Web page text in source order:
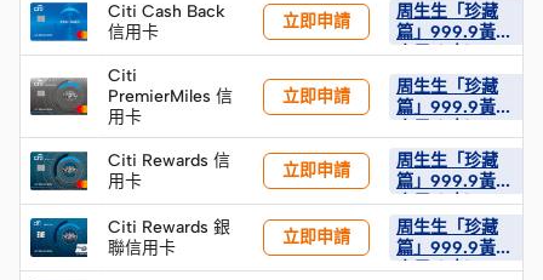
Citi Cash Back
信用卡
立即申請
周生生「珍藏
篇」999.9黃金
小馬 (1克) × 2
件 (限量100件)
Citi
PremierMiles 信
用卡
立即申請
周生生「珍藏
篇」999.9黃金
件 (限量100件)
Citi Rewards 信
用卡
立即申請
周生生「珍藏
篇」999.9黃金
小馬 (1克) × 2
件 (限量100件)
Citi Rewards 銀
聯信用卡
立即申請
周生生「珍藏
篇」999.9黃金
小馬 (1克) × 2